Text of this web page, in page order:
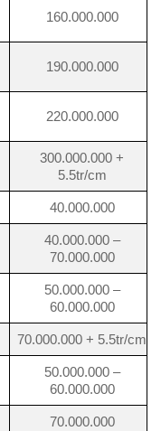
160.000.000
190.000.000
220.000.000
300.000.000 +
5.5tr/cm
40.000.000
40.000.000 –
70.000.000
50.000.000 –
60.000.000
70.000.000 + 5.5tr/cm
50.000.000 –
60.000.000
70.000.000